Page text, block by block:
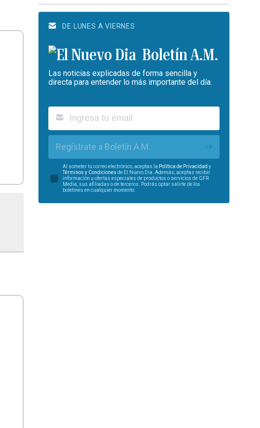
DE LUNES A VIERNES
Boletín A.M.
Las noticias explicadas de forma sencilla y
directa para entender lo más importante del día.
Regístrate a Boletín A.M.
Al someter tu correo electrónico, aceptas la Política de Privacidad y
Términos y Condiciones de El Nuevo Día. Además, aceptas recibir
información u ofertas especiales de productos o servicios de GFR
Media, sus afiliadas o de terceros. Podrás optar salirte de los
boletines en cualquier momento.